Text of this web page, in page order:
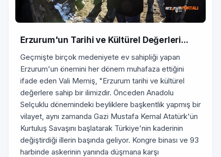
Erzurum'un Tarihi ve Kültürel Değerleri...
Geçmişte birçok medeniyete ev sahipliği yapan
Erzurum'un önemini her dönem muhafaza ettiğini
ifade eden Vali Memiş, "Erzurum tarihi ve kültürel
değerlere sahip bir ilimizdir. Önceden Anadolu
Selçuklu dönemindeki beyliklere başkentlik yapmış bir
vilayet, aynı zamanda Gazi Mustafa Kemal Atatürk'ün
Kurtuluş Savaşını başlatarak Türkiye'nin kaderinin
değiştirdiği illerin başında geliyor. Kongre binası ve 93
harbinde askerinin yanında düşmana karşı